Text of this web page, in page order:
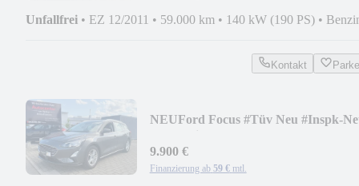
Unfallfrei • EZ 12/2011 • 59.000 km • 140 kW (190 PS) •
Kontakt
NEUFord Focus #Tüv Neu #Inspk-
9.900 €
Finanzierung ab 59 € mtl.